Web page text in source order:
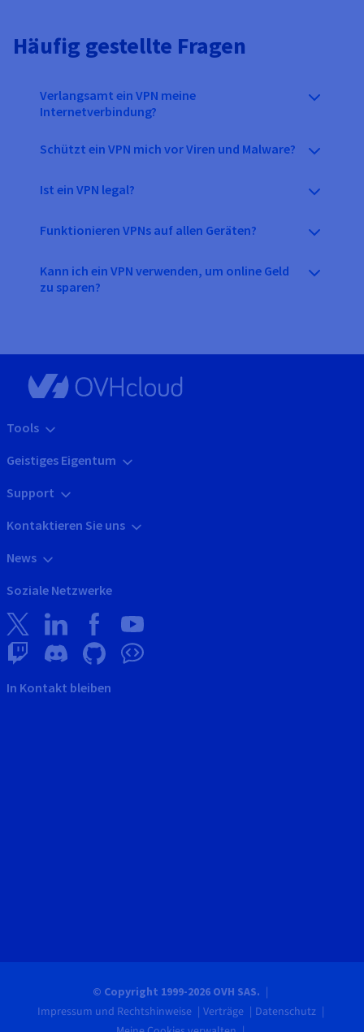
Häufig gestellte Fragen
Verlangsamt ein VPN meine
Internetverbindung?
Schützt ein VPN mich vor Viren und Malware?
Ist ein VPN legal?
Funktionieren VPNs auf allen Geräten?
Kann ich ein VPN verwenden, um online Geld
zu sparen?
Tools
Geistiges Eigentum
Support
Kontaktieren Sie uns
News
Soziale Netzwerke
In Kontakt bleiben
© Copyright 1999-2026 OVH SAS.
Impressum und Rechtshinweise Verträge
Datenschutz